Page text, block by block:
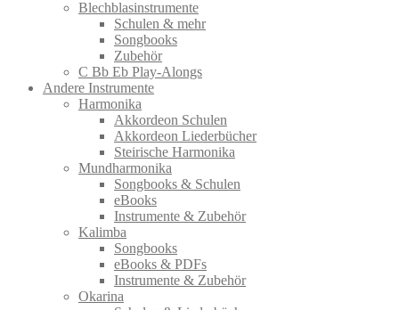
Blechblasinstrumente
Schulen & mehr
Songbooks
Zubehör
C Bb Eb Play-Alongs
Andere Instrumente
Harmonika
Akkordeon Schulen
Akkordeon Liederbücher
Steirische Harmonika
Mundharmonika
Songbooks & Schulen
eBooks
Instrumente & Zubehör
Kalimba
Songbooks
eBooks & PDFs
Instrumente & Zubehör
Okarina